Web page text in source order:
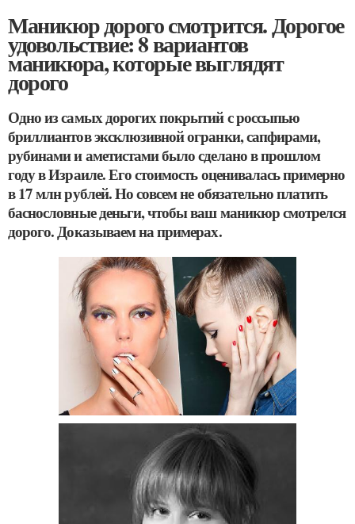
Маникюр дорого смотрится. Дорогое
удовольствие: 8 вариантов
маникюра, которые выглядят
дорого
Одно из самых дорогих покрытий с россыпью
бриллиантов эксклюзивной огранки, сапфирами,
рубинами и аметистами было сделано в прошлом
году в Израиле. Его стоимость оценивалась примерно
в 17 млн рублей. Но совсем не обязательно платить
баснословные деньги, чтобы ваш маникюр смотрелся
дорого. Доказываем на примерах.